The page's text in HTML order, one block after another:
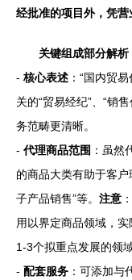
经批准的项目外，凭营
关键组成部分解析
- 核心表述 ：“国内贸
关的“贸易经纪”、“销
务范畴更清晰。
- 代理商品范围 ：虽然
的商品大类有助于客户
子产品销售”等。 注意
用以界定商品领域，
1-3个拟重点发展的领
- 配套服务 ：可添加与